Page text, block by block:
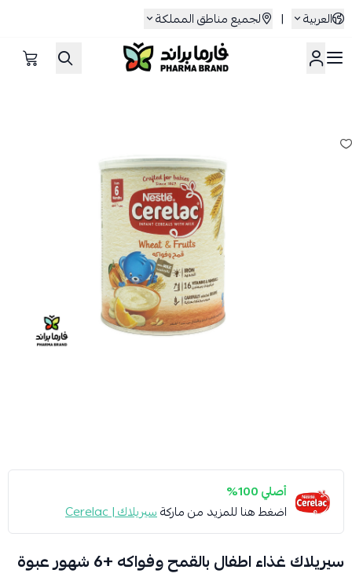
العربية | لجميع مناطق المملكة
صيدلية فارما براند
أصلي 100%
اضغط هنا للمزيد من ماركةسيريلاك | Cerelac
سيريلاك غذاء اطفال بالقمح وفواكه +6 شهور عبوة